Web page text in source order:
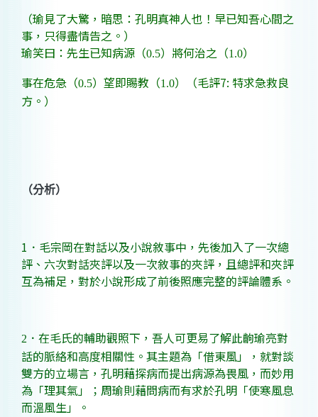
（瑜見了大驚，暗思：孔明真神人也！早已知吾心間之
事，只得盡情告之。）
瑜笑曰：先生已知病源（0.5）將何治之（1.0）
事在危急（0.5）望即賜教（1.0） （毛評7: 特求急救良
方。）
（分析）
1 ．毛宗岡在對話以及小說敘事中，先後加入了一次總
評、六次對話夾評以及一次敘事的夾評，且總評和夾評
互為補足，對於小說形成了前後照應完整的評論體系。
2 ．在毛氏的輔助觀照下，吾人可更易了解此齣瑜亮對
話的脈絡和高度相關性。其主題為「借東風」，就對談
雙方的立場言，孔明藉探病而提出病源為畏風，而妙用
為「理其氣」；周瑜則藉問病而有求於孔明「使寒風息
而溫風生」。